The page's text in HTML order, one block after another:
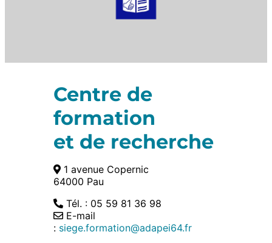
Centre de
formation
et de recherche
1 avenue Copernic
64000 Pau
Tél. : 05 59 81 36 98
E-mail
: siege.formation@adapei64.fr